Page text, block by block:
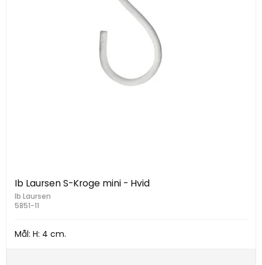
Ib Laursen S-Kroge mini - Hvid
Ib Laursen
5851-11
Mål: H: 4 cm.